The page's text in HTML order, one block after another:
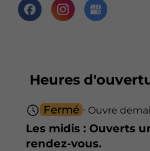
Heures
Fermé ⋅ Ouvre
Les midis : Ouverts
rendez-vous.